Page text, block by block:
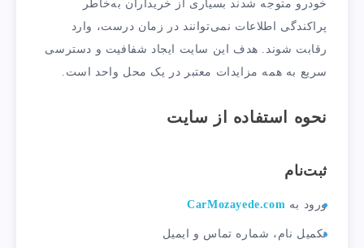
خودرو متوجه شدند بسیاری از خریداران به‌خاطر
پراکندگی اطلاعات نمی‌توانند در زمان درست، وارد
رقابت شوند. هدف این سایت ایجاد شفافیت و دسترسی
سریع به همه مزایدات معتبر در یک محل واحد است.
نحوه استفاده از سایت
ثبت‌نام
ورود به CarMozayede.com
تکمیل نام، شماره تماس و ایمیل